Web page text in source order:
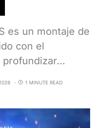
es un montaje de
con el
profundizar…
1 MINUTE READ